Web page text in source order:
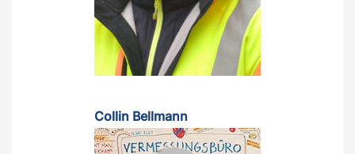
Collin Bellmann